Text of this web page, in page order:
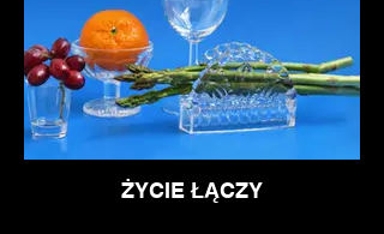
ŻYCIE ŁĄCZY